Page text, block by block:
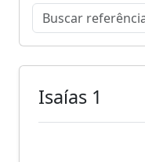
Isaías 1